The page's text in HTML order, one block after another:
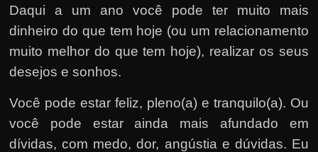
Daqui a um ano você pode ter muito mais
dinheiro do que tem hoje (ou um relacionamento
muito melhor do que tem hoje), realizar os seus
desejos e sonhos.
Você pode estar feliz, pleno(a) e tranquilo(a). Ou
você pode estar ainda mais afundado em
dívidas, com medo, dor, angústia e dúvidas. Eu